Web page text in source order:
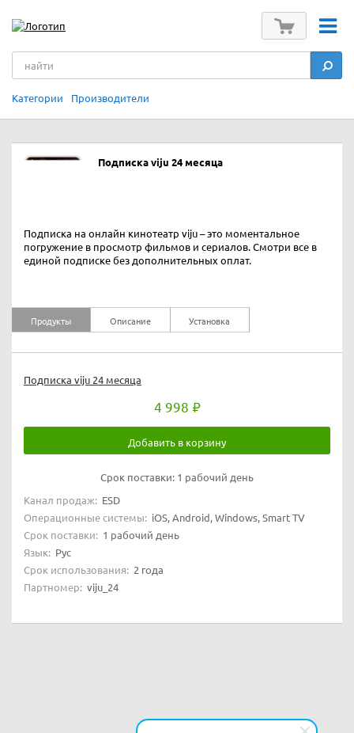
Категории Производители
Подписка viju 24 месяца
Подписка на онлайн кинотеатр viju – это моментальное
погружение в просмотр фильмов и сериалов. Смотри все в
единой подписке без дополнительных оплат.
Продукты Описание Установка
Подписка viju 24 месяца
4 998
Добавить в корзину
Срок поставки: 1 рабочий день
Канал продаж: ESD
Операционные системы: iOS, Android, Windows, Smart TV
Срок поставки: 1 рабочий день
Язык: Рус
Срок использования: 2 года
Партномер: viju_24